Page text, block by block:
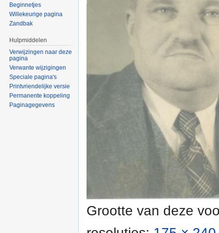
Grootte van deze
Beginnetjes
Willekeurige pagina
Zandbak
Hulpmiddelen
Verwijzingen naar deze
pagina
Verwante wijzigingen
Speciale pagina's
Printvriendelijke versie
Permanente koppeling
Paginagegevens